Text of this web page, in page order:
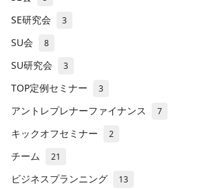
SE研究会 3
SU会 8
SU研究会 3
TOP定例セミナー 3
アントレプレナーファイナンス 7
キックオフセミナー 2
チーム 21
ビジネスプランニング 13